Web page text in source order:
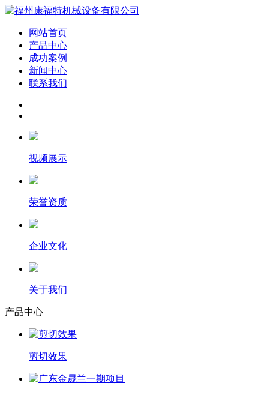
网站首页
产品中心
成功案例
新闻中心
联系我们
视频展示
荣誉资质
企业文化
关于我们
产品中心
剪切效果